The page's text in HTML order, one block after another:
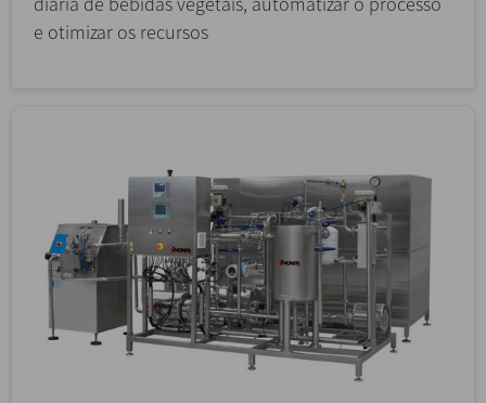
e otimizar os recursos